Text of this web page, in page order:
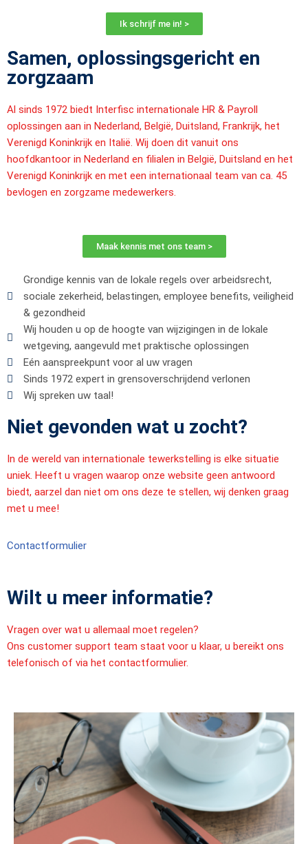
Ik schrijf me in! >
Samen, oplossingsgericht en
zorgzaam
Al sinds 1972 biedt Interfisc internationale HR & Payroll
oplossingen aan in Nederland, België, Duitsland, Frankrijk, het
Verenigd Koninkrijk en Italië. Wij doen dit vanuit ons
hoofdkantoor in Nederland en filialen in België, Duitsland en het
Verenigd Koninkrijk en met een internationaal team van ca. 45
bevlogen en zorgzame medewerkers.
Maak kennis met ons team >
Grondige kennis van de lokale regels over arbeidsrecht,
sociale zekerheid, belastingen, employee benefits, veiligheid
& gezondheid
Wij houden u op de hoogte van wijzigingen in de lokale
wetgeving, aangevuld met praktische oplossingen
Eén aanspreekpunt voor al uw vragen
Sinds 1972 expert in grensoverschrijdend verlonen
Wij spreken uw taal!
Wilt u meer informatie?
Vragen over wat u allemaal moet regelen?
Ons customer support team staat voor u klaar, u bereikt ons
telefonisch of via het contactformulier.
Niet gevonden wat u zocht?
In de wereld van internationale tewerkstelling is elke situatie
uniek. Heeft u vragen waarop onze website geen antwoord
biedt, aarzel dan niet om ons deze te stellen, wij denken graag
met u mee!
Contactformulier